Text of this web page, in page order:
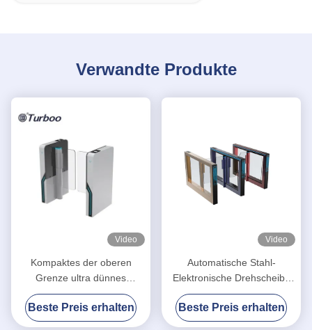
Verwandte Produkte
Video
Kompaktes der oberen
Grenze ultra dünnes
Zugriffskontrollgeschwindigkeits-
Tor-Drehkreuz des
Schwingen-Drehkreuz-Tor-
Beste Preis erhalten
Video
Automatische Stahl-
Elektronische Drehscheibe
gesicherte
Gesichtserkennung
wasserdichte Schwingung
Beste Preis erhalten